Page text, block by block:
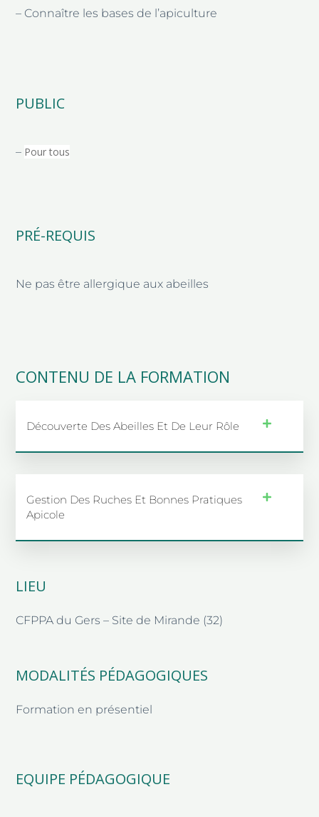
– Connaître les bases de l’apiculture
PUBLIC
– Pour tous
PRÉ-REQUIS
Ne pas être allergique aux abeilles
CONTENU DE LA FORMATION
Découverte Des Abeilles Et De Leur Rôle
Gestion Des Ruches Et Bonnes Pratiques
Apicole
LIEU
CFPPA du Gers – Site de Mirande (32)
MODALITÉS PÉDAGOGIQUES
Formation en présentiel
EQUIPE PÉDAGOGIQUE